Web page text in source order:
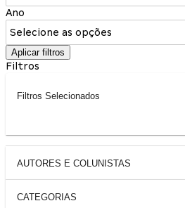
Ano
Selecione as opções
Aplicar filtros
Filtros
Filtros Selecionados
AUTORES E COLUNISTAS
CATEGORIAS